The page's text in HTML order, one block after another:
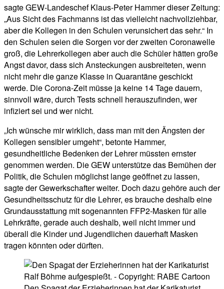
sagte GEW-Landeschef Klaus-Peter Hammer dieser Zeitung:
„Aus Sicht des Fachmanns ist das vielleicht nachvollziehbar,
aber die Kollegen in den Schulen verunsichert das sehr.“ In
den Schulen seien die Sorgen vor der zweiten Coronawelle
groß, die Lehrerkollegen aber auch die Schüler hätten große
Angst davor, dass sich Ansteckungen ausbreiteten, wenn
nicht mehr die ganze Klasse in Quarantäne geschickt
werde. Die Corona-Zeit müsse ja keine 14 Tage dauern,
sinnvoll wäre, durch Tests schnell herauszufinden, wer
infiziert sei und wer nicht.
„Ich wünsche mir wirklich, dass man mit den Ängsten der
Kollegen sensibler umgeht“, betonte Hammer,
gesundheitliche Bedenken der Lehrer müssten ernster
genommen werden. Die GEW unterstütze das Bemühen der
Politik, die Schulen möglichst lange geöffnet zu lassen,
sagte der Gewerkschafter weiter. Doch dazu gehöre auch der
Gesundheitsschutz für die Lehrer, es brauche deshalb eine
Grundausstattung mit sogenannten FFP2-Masken für alle
Lehrkräfte, gerade auch deshalb, weil nicht immer und
überall die Kinder und Jugendlichen dauerhaft Masken
tragen könnten oder dürften.